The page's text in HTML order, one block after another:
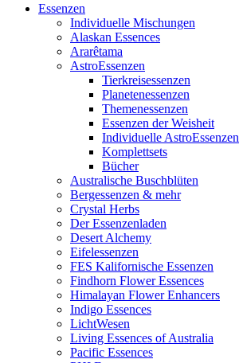
Essenzen
Individuelle Mischungen
Alaskan Essences
Ararêtama
AstroEssenzen
Tierkreisessenzen
Planetenessenzen
Themenessenzen
Essenzen der Weisheit
Individuelle AstroEssenzen
Komplettsets
Bücher
Australische Buschblüten
Bergessenzen & mehr
Crystal Herbs
Der Essenzenladen
Desert Alchemy
Eifelessenzen
FES Kalifornische Essenzen
Findhorn Flower Essences
Himalayan Flower Enhancers
Indigo Essences
LichtWesen
Living Essences of Australia
Pacific Essences